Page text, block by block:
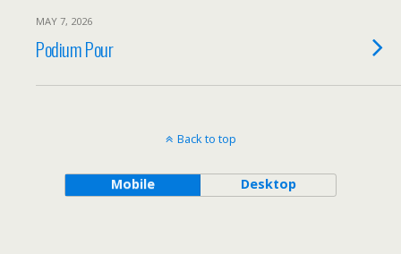
MAY 7, 2026
Podium Pour
Back to top
Mobile Desktop